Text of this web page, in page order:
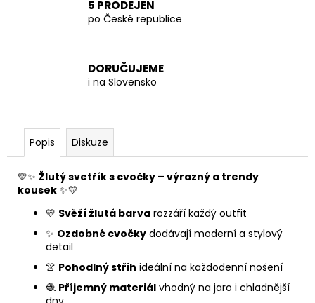
5 PRODEJEN
po České republice
DORUČUJEME
i na Slovensko
Popis Diskuze
💛✨ Žlutý svetřík s cvočky – výrazný a trendy
kousek ✨💛
💛 Svěží žlutá barva rozzáří každý outfit
✨ Ozdobné cvočky dodávají moderní a stylový
detail
👚 Pohodlný střih ideální na každodenní nošení
🧶 Příjemný materiál vhodný na jaro i chladnější